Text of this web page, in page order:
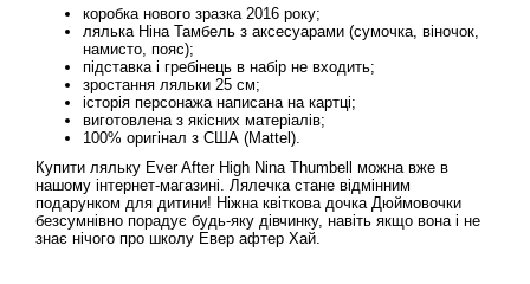
коробка нового зразка 2016 року;
лялька Ніна Тамбель з аксесуарами (сумочка, віночок,
намисто, пояс);
підставка і гребінець в набір не входить;
зростання ляльки 25 см;
історія персонажа написана на картці;
виготовлена з якісних матеріалів;
100% оригінал з США (Mattel).
Купити ляльку Ever After High Nina Thumbell можна вже в
нашому інтернет-магазині. Лялечка стане відмінним
подарунком для дитини! Ніжна квіткова дочка Дюймовочки
безсумнівно порадує будь-яку дівчинку, навіть якщо вона і не
знає нічого про школу Евер афтер Хай.